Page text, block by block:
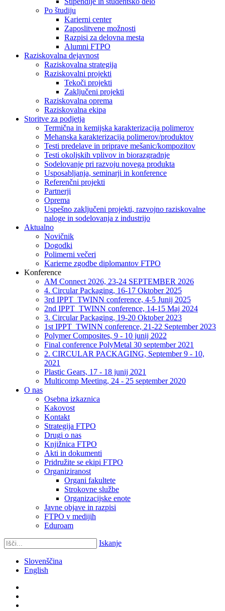
Po študiju
Karierni center
Zaposlitvene možnosti
Razpisi za delovna mesta
Alumni FTPO
Raziskovalna dejavnost
Raziskovalna strategija
Raziskovalni projekti
Tekoči projekti
Zaključeni projekti
Raziskovalna oprema
Raziskovalna ekipa
Storitve za podjetja
Termična in kemijska karakterizacija polimerov
Mehanska karakterizacija polimerov/produktov
Testi predelave in priprave mešanic/kompozitov
Testi okoljskih vplivov in biorazgradnje
Sodelovanje pri razvoju novega produkta
Usposabljanja, seminarji in konference
Referenčni projekti
Partnerji
Oprema
Uspešno zaključeni projekti, razvojno raziskovalne
naloge in sodelovanja z industrijo
Aktualno
Novičnik
Dogodki
Polimerni večeri
Karierne zgodbe diplomantov FTPO
Konference
AM Connect 2026, 23-24 SEPTEMBER 2026
4. Circular Packaging, 16-17 Oktober 2025
3rd IPPT_TWINN conference, 4-5 Junij 2025
2nd IPPT_TWINN conference, 14-15 Maj 2024
3. Circular Packaging, 19-20 Oktober 2023
1st IPPT_TWINN conference, 21-22 September 2023
Polymer Composites, 9 - 10 junij 2022
Final conference PolyMetal 30 september 2021
2. CIRCULAR PACKAGING, September 9 - 10,
2021
Plastic Gears, 17 - 18 junij 2021
Multicomp Meeting, 24 - 25 september 2020
O nas
Osebna izkaznica
Kakovost
Kontakt
Strategija FTPO
Drugi o nas
Knjižnica FTPO
Akti in dokumenti
Pridružite se ekipi FTPO
Organiziranost
Organi fakultete
Strokovne službe
Organizacijske enote
Javne objave in razpisi
FTPO v medijih
Eduroam
Iskanje
Slovenščina
English